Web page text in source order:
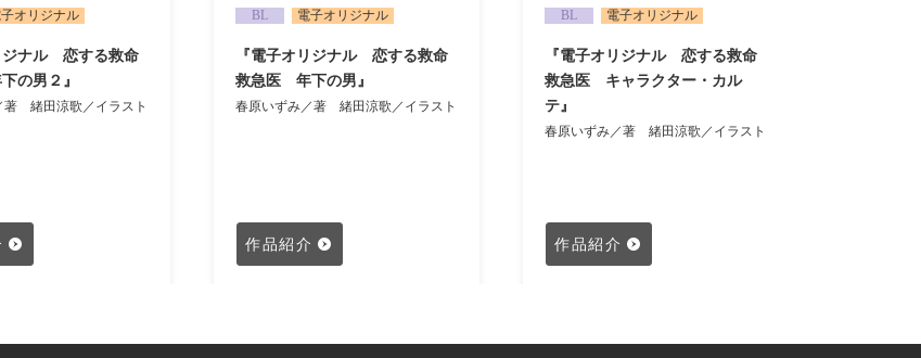
オリジナル
ジナル 恋する救命
の男２』
著 緒田涼歌／イラスト
BL 電子オリジナル
『電子オリジナル 恋する救命
救急医 年下の男』
春原いずみ／著 緒田涼歌／イラスト
作品紹介
BL 電子オリジナル
『電子オリジナル 恋する救命
救急医 キャラクター・カル
テ』
春原いずみ／著 緒田涼歌／イラスト
作品紹介